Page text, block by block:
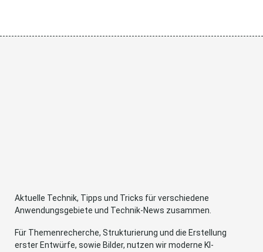
Aktuelle Technik, Tipps und Tricks für verschiedene
Anwendungsgebiete und Technik-News zusammen.
Für Themenrecherche, Strukturierung und die Erstellung
erster Entwürfe, sowie Bilder, nutzen wir moderne KI-